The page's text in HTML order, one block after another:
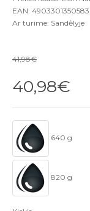
EAN:
Ar turime: Sandėlyje
41,98€
40,98€
640 g
820 g